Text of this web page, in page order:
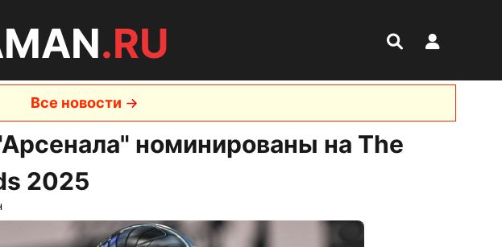
.RU
Все новости
номинированы на The
2025